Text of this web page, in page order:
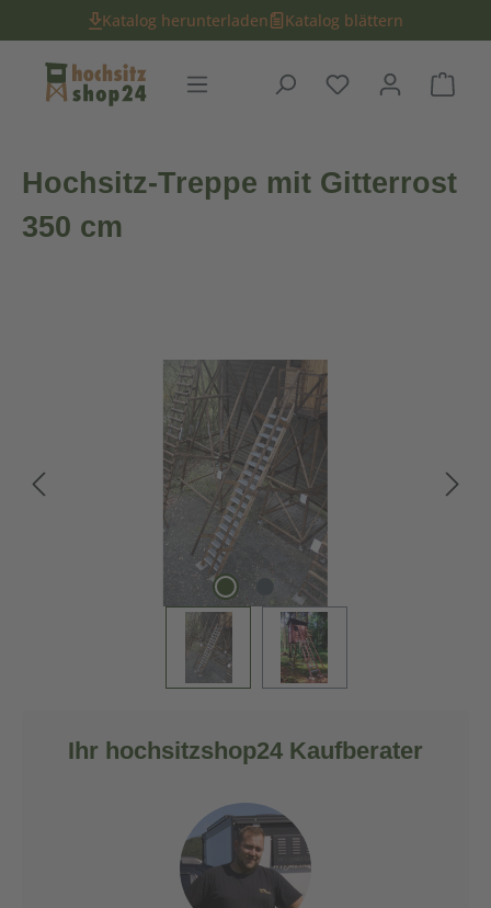
Katalog herunterladen Katalog blättern
Du hast 0
Hochsitz-Treppe mit Gitterrost
350 cm
Bildergalerie überspringen
Ihr hochsitzshop24 Kaufberater